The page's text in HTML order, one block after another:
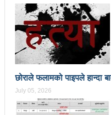
उत्कृष्ट
संविधानसभाबाट संविधान
प्रचण्ड
बोगटीको स्मृतिमा रक्तदान
पब्लिक स्पिच नेपालको
संविधानको रक्षा र
छोराले फलामको पाइपले हान्दा
July 05, 2026